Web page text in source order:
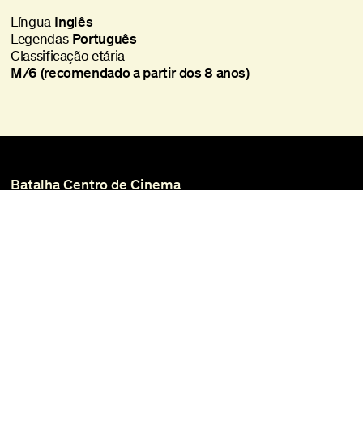
Língua Inglês
Legendas Português
Classificação etária
M/6 (recomendado a partir dos 8 anos)
Batalha Centro de Cinema